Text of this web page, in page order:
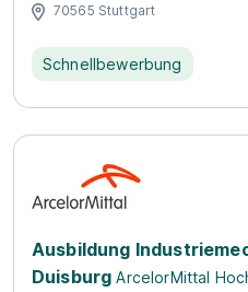
70565 Stuttgart
Schnellbewerbung
Ausbildung
Duisburg ArcelorMittal